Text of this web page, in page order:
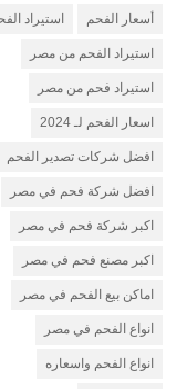
أسعار الفحم استيراد
استيراد الفحم من مصر
استيراد فحم من مصر
اسعار الفحم لـ 2024
افضل شركات تصدير الفحم
افضل شركة فحم في مصر
اكبر شركة فحم في مصر
اكبر مصنع فحم في مصر
اماكن بيع الفحم في مصر
انواع الفحم في مصر
انواع الفحم واسعاره